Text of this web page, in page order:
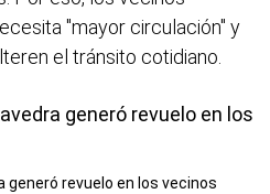
"mayor circulación" y
el tránsito cotidiano.
generó revuelo en los vecinos